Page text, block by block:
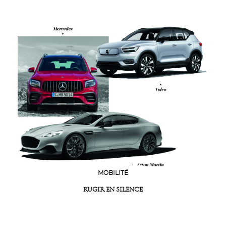
MOBILITÉ
RUGIR EN SILENCE